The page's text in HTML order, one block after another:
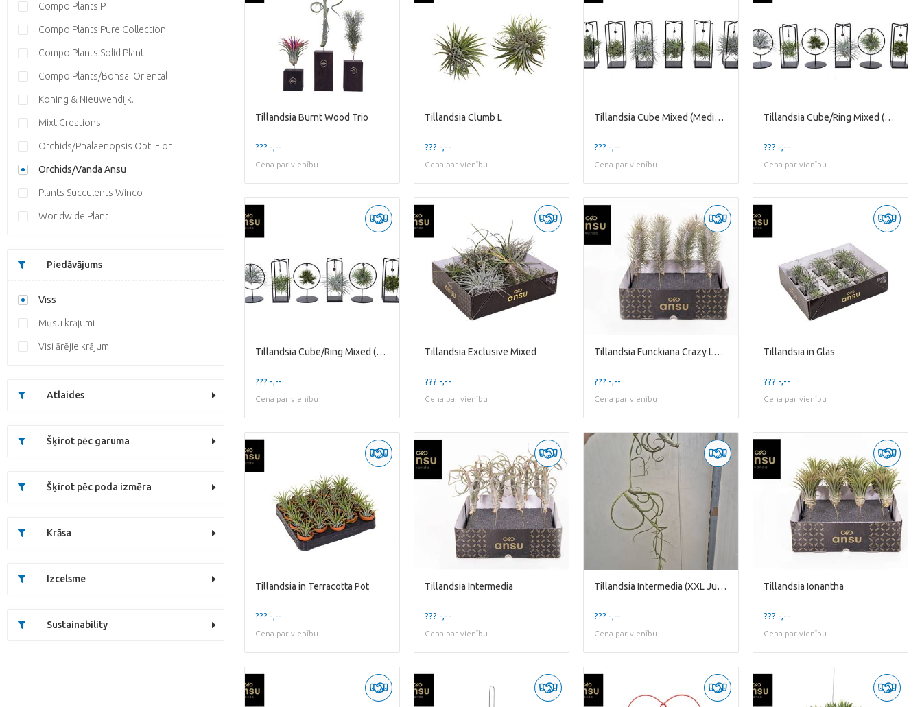
Compo Plants PT
Compo Plants Pure Collection
Compo Plants Solid Plant
Compo Plants/Bonsai Oriental
Koning & Nieuwendijk.
Mixt Creations
Orchids/Phalaenopsis Opti Flor
Orchids/Vanda Ansu
Plants Succulents Winco
Worldwide Plant
Piedāvājums
Viss
Mūsu krājumi
Visi ārējie krājumi
Atlaides
Šķirot pēc garuma
Šķirot pēc poda izmēra
Krāsa
Izcelsme
Sustainability
Tillandsia Burnt Wood Trio
??? -,--
Cena par vienību
Tillandsia Clumb L
??? -,--
Cena par vienību
Tillandsia Cube Mixed (Medium)
??? -,--
Cena par vienību
Tillandsia Cube/Ring Mixed (Small)
??? -,--
Cena par vienību
Tillandsia Cube/Ring Mixed (Small) in EURODOOS
??? -,--
Cena par vienību
Tillandsia Exclusive Mixed
??? -,--
Cena par vienību
Tillandsia Funckiana Crazy Love
??? -,--
Cena par vienību
Tillandsia in Glas
??? -,--
Cena par vienību
Tillandsia in Terracotta Pot
??? -,--
Cena par vienību
Tillandsia Intermedia
??? -,--
Cena par vienību
Tillandsia Intermedia (XXL Jumbo)
??? -,--
Cena par vienību
Tillandsia Ionantha
??? -,--
Cena par vienību